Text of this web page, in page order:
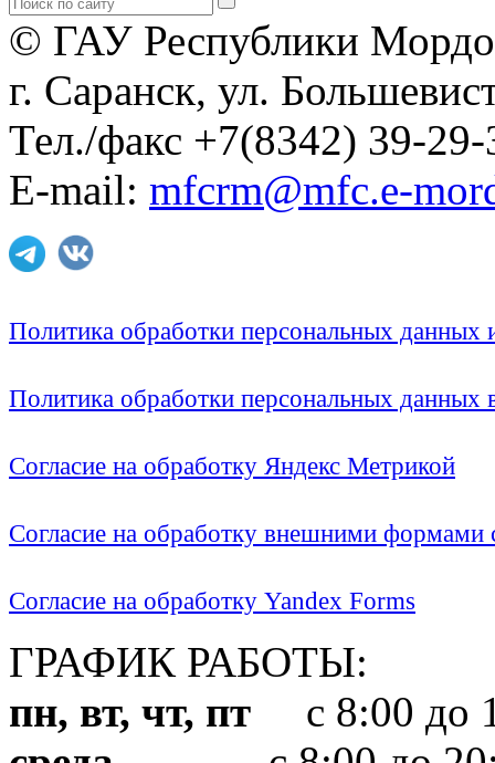
© ГАУ Республики
г. Саранск, ул.
Тел./факс +7(8342) 39-29-
E-mail: mfcrm@mfc.e-
Политика обработки персональных
Политика обработки персональных
Согласие на обработку Яндекс Метрикой
Согласие на обработку внешними формами
Согласие на обработку Yandex Forms
ГРАФИК РАБОТЫ:
пн, вт, чт, пт с 8:00 до